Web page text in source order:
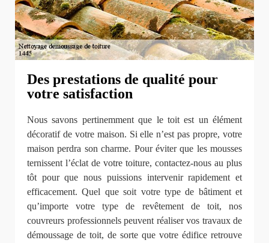
Des prestations de qualité pour
votre satisfaction
Nous savons pertinemment que le toit est un élément
décoratif de votre maison. Si elle n’est pas propre, votre
maison perdra son charme. Pour éviter que les mousses
ternissent l’éclat de votre toiture, contactez-nous au plus
tôt pour que nous puissions intervenir rapidement et
efficacement. Quel que soit votre type de bâtiment et
qu’importe votre type de revêtement de toit, nos
couvreurs professionnels peuvent réaliser vos travaux de
démoussage de toit, de sorte que votre édifice retrouve